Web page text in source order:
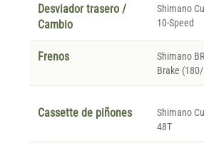
Desviador trasero /
Cambio
Shimano
10-Speed
Frenos
Shimano
Brake
Cassette de piñones
Shimano
48T